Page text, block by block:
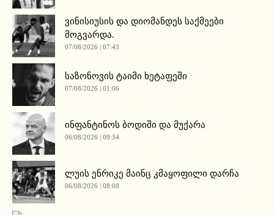
ვინისიუსის და დიომანდეს საქმეები
მოგვარდა.
07/08/2026 | 07:43
საზონოვის ტაიმი ხეტაფეში
07/08/2026 | 01:06
ინფანტინოს ბოდიში და მუქარა
06/08/2026 | 09:34
ლუის ენრიკე მაინც კმაყოფილი დარჩა
06/08/2026 | 08:08